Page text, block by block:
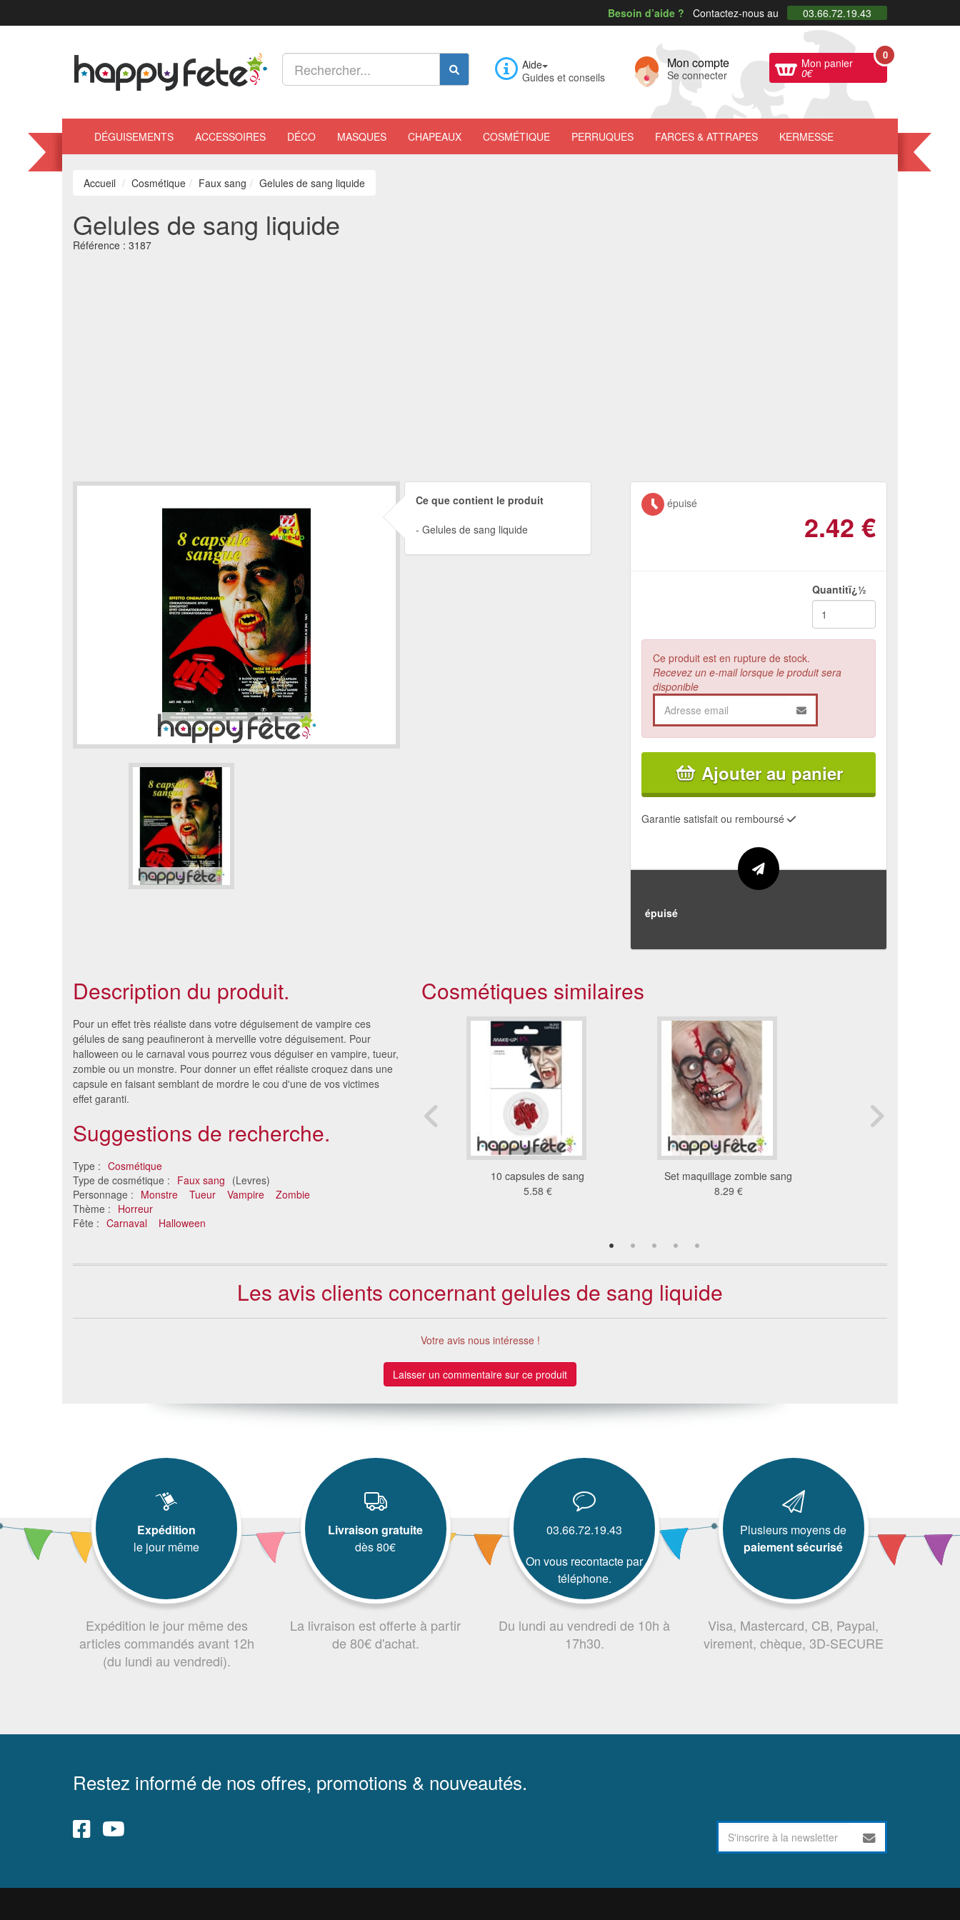
Besoin d’aide ? Contactez-nous au 03.66.72.19.43
Aide
Guides et conseils
Mon compte
Se connecter
Mon panier
0€
0
DÉGUISEMENTS ACCESSOIRES DÉCO MASQUES CHAPEAUX COSMÉTIQUE PERRUQUES FARCES & ATTRAPES KERMESSE
Accueil Cosmétique Faux sang Gelules de sang liquide
Gelules de sang liquide
Référence : 3187
Ce que contient le produit
Gelules de sang liquide
épuisé
2.42 €
Quantitï¿½
Ce produit est en rupture de stock.
Recevez un e-mail lorsque le produit sera
disponible
Ajouter au panier
Garantie satisfait ou remboursé
épuisé
Description du produit.
Pour un effet très réaliste dans votre déguisement de vampire ces
gélules de sang peaufineront à merveille votre déguisement. Pour
halloween ou le carnaval vous pourrez vous déguiser en vampire, tueur,
zombie ou un monstre. Pour donner un effet réaliste croquez dans une
capsule en faisant semblant de mordre le cou d'une de vos victimes
effet garanti.
Suggestions de recherche.
Type : Cosmétique
Type de cosmétique : Faux sang (Levres)
Personnage : Monstre Tueur Vampire
Zombie
Thème : Horreur
Fête : Carnaval Halloween
Cosmétiques similaires
Sang liquide épais externe
translucide
14 €
10 capsules de sang
5.58 €
Set maquillage zombie sang
8.29 €
Les avis clients concernant gelules de sang liquide
Votre avis nous intéresse !
Laisser un commentaire sur ce produit
Expédition
le jour même
Expédition le jour même des
articles commandés avant 12h
(du lundi au vendredi).
Livraison gratuite
dès 80€
La livraison est offerte à partir
de 80€ d'achat.
03.66.72.19.43
On vous recontacte par
téléphone.
Du lundi au vendredi de 10h à
17h30.
Plusieurs moyens de
paiement sécurisé
Visa, Mastercard, CB, Paypal,
virement, chèque, 3D-SECURE
Restez informé de nos offres, promotions & nouveautés.